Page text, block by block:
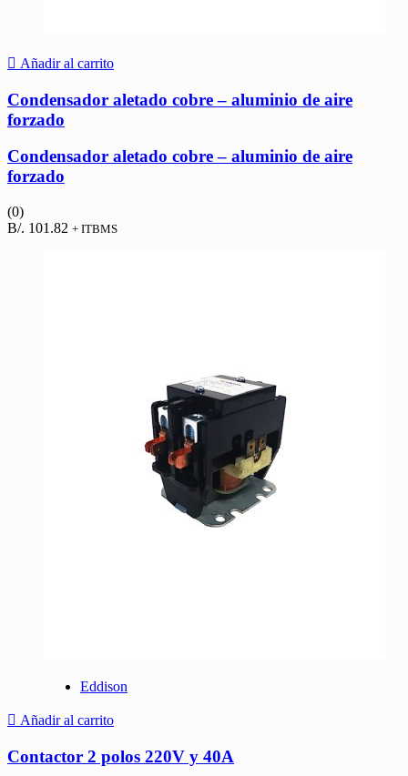
Añadir al carrito
Condensador aletado cobre – aluminio de aire
forzado
Condensador aletado cobre – aluminio de aire
forzado
(0)
B/. 101.82 + ITBMS
Eddison
Añadir al carrito
Contactor 2 polos 220V y 40A